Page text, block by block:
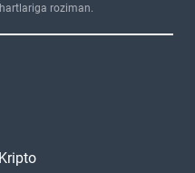
roziman.